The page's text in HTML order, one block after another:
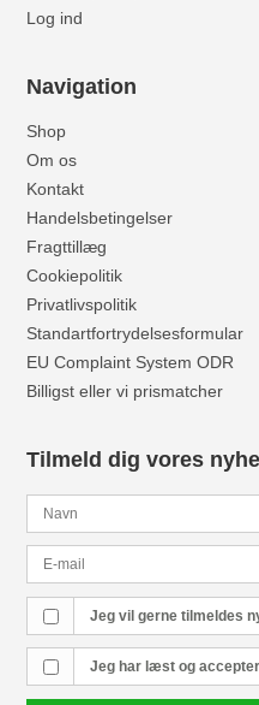
Log ind
Navigation
Shop
Om os
Kontakt
Handelsbetingelser
Fragttillæg
Cookiepolitik
Privatlivspolitik
Standartfortrydelsesformular
EU Complaint System ODR
Billigst eller vi prismatcher
Tilmeld dig vores
Jeg vil gerne tilmeldes
Jeg har læst og